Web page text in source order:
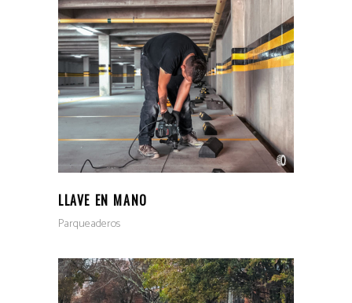
LLAVE EN MANO
Parqueaderos